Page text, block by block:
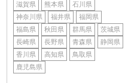
滋賀県
熊本県
石川県
神奈川県
福井県
福岡県
福島県
秋田県 群馬県
茨城県
長崎県
長野県 青森県
静岡県
香川県
高知県
鳥取県
鹿児島県